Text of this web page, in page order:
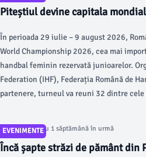
Piteștiul devine capitala
În perioada 29 iulie – 9 august 2026,
World Championship 2026, cea mai
handbal feminin rezervată junioarelor.
Federation (IHF), Federația Română de
partenere, turneul va reuni 32 dintre
EVENIMENTE
Articol postat cu 1 săptămână în urmă
Încă șapte străzi de pământ din